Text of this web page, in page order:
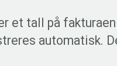
et tall på
automatisk.